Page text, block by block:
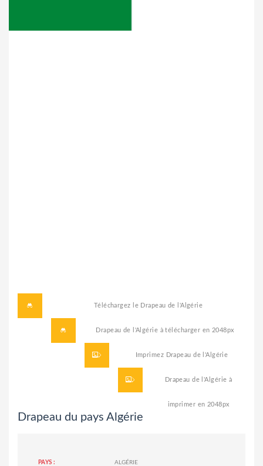
Téléchargez le Drapeau de l'Algérie
Drapeau de l'Algérie à télécharger en 2048px
Imprimez Drapeau de l'Algérie
Drapeau de l'Algérie à
imprimer en 2048px
Drapeau du pays Algérie
PAYS :
ALGÉRIE